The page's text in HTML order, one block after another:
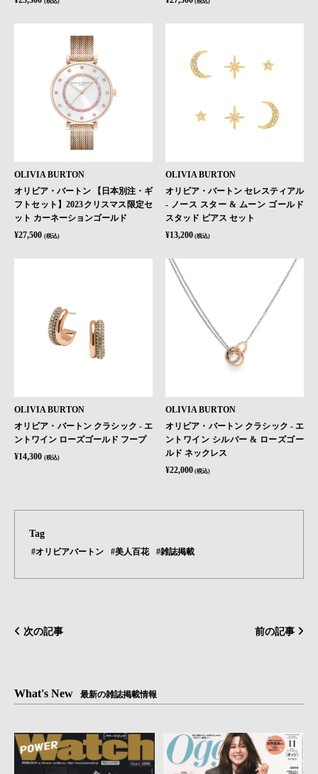
OLIVIA BURTON
オリビア・バートン 【日本別注・ギ
フトセット】2023クリスマス限定セ
ット カーネーションゴールド
¥27,500 (税込)
OLIVIA BURTON
オリビア・バートン セレスティアル
- ノース スター & ムーン ゴールド
スタッド ピアス セット
¥13,200 (税込)
OLIVIA BURTON
オリビア・バートン クラシック - エ
ントワイン ローズゴールド フープ
¥14,300 (税込)
OLIVIA BURTON
オリビア・バートン クラシック - エ
ントワイン シルバー & ローズゴー
ルド ネックレス
¥22,000 (税込)
Tag
#オリビアバートン #美人百花 #雑誌掲載
次の記事 前の記事
What's New 最新の雑誌掲載情報